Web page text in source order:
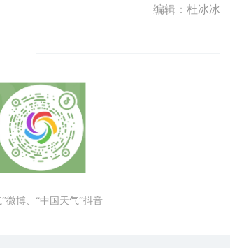
编辑：杜冰冰
微博、“中国天气”抖音